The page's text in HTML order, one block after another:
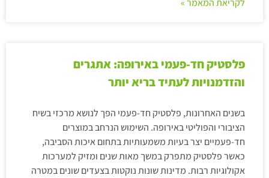
לקריאת המאמר »
פלסטיק חד-פעמי באירופה: אתגרים
והזדמנויות לעתיד בריא יותר
בשנים האחרונות, פלסטיק חד-פעמי הפך לנושא מרכזי בשיח
הציבורי והפוליטי באירופה. השימוש הנרחב במוצרים
חד-פעמיים יצר בעיות משמעותיות בתחום איכות הסביבה,
כאשר פלסטיק מתפרק במשך מאות שנים ומזיק למערכות
אקולוגיות רבות. מדינות שונות נוקטות בצעדים שונים במטרה